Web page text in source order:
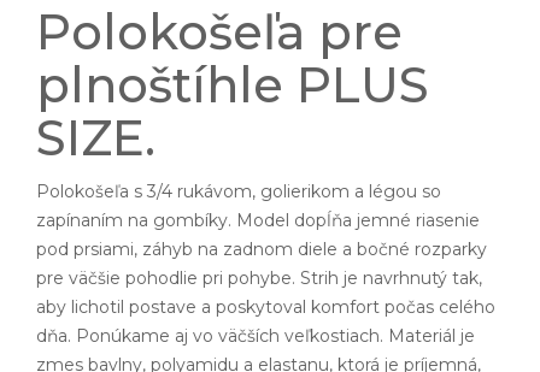
Polokošeľa pre
plnoštíhle PLUS
SIZE.
Polokošeľa s 3/4 rukávom, golierikom a légou so
zapínaním na gombíky. Model dopĺňa jemné riasenie
pod prsiami, záhyb na zadnom diele a bočné rozparky
pre väčšie pohodlie pri pohybe. Strih je navrhnutý tak,
aby lichotil postave a poskytoval komfort počas celého
dňa. Ponúkame aj vo väčších veľkostiach. Materiál je
zmes bavlny, polyamidu a elastanu, ktorá je príjemná,